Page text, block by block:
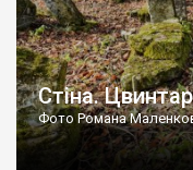
Стіна. Цвинтар
Фото Романа